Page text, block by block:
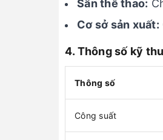
Sân thể thao:
Cơ sở sản xuất:
4. Thông số kỹ
Thông số
Công suất